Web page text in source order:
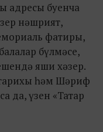
адресы буенча
нәшрият,
фатиры,
бүлмәсе,
яши хәзер.
һәм Шәриф
да, үзен «Татар